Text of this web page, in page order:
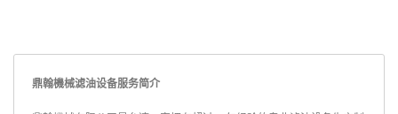
鼎翰機械滤油设备服务简介